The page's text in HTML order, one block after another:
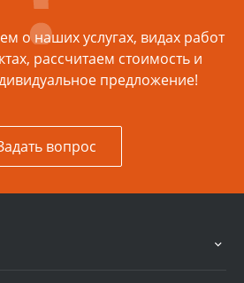
о наших услугах, видах работ
рассчитаем стоимость и
предложение!
вопрос